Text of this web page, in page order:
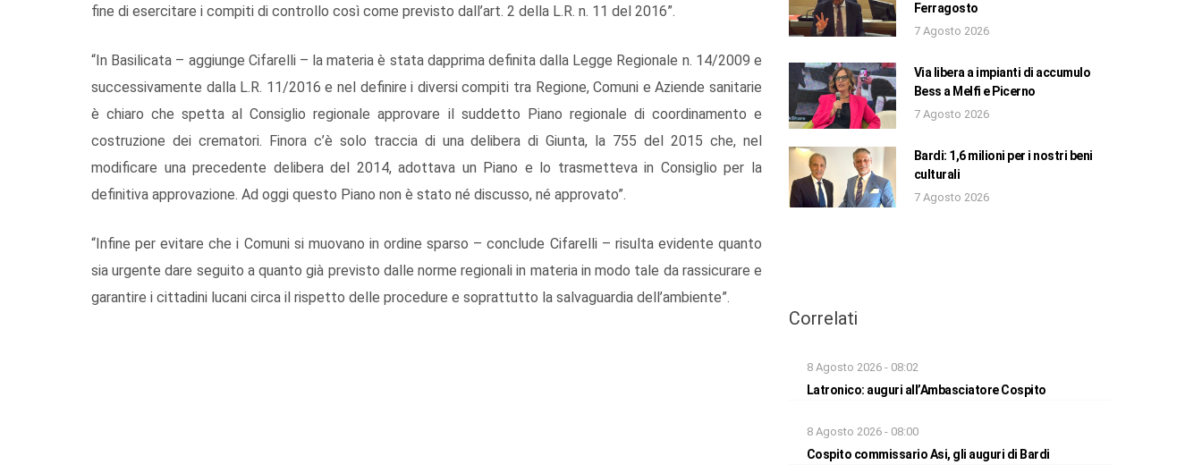
fine di esercitare i compiti di controllo così come previsto dall’art. 2 della L.R. n. 11 del 2016”.
“In Basilicata – aggiunge Cifarelli – la materia è stata dapprima definita dalla Legge Regionale n. 14/2009 e
successivamente dalla L.R. 11/2016 e nel definire i diversi compiti tra Regione, Comuni e Aziende sanitarie
è chiaro che spetta al Consiglio regionale approvare il suddetto Piano regionale di coordinamento e
costruzione dei crematori. Finora c’è solo traccia di una delibera di Giunta, la 755 del 2015 che, nel
modificare una precedente delibera del 2014, adottava un Piano e lo trasmetteva in Consiglio per la
definitiva approvazione. Ad oggi questo Piano non è stato né discusso, né approvato”.
“Infine per evitare che i Comuni si muovano in ordine sparso – conclude Cifarelli – risulta evidente quanto
sia urgente dare seguito a quanto già previsto dalle norme regionali in materia in modo tale da rassicurare e
garantire i cittadini lucani circa il rispetto delle procedure e soprattutto la salvaguardia dell’ambiente”.
Ferragosto
7 Agosto 2026
Via libera a impianti di accumulo
Bess a Melfi e Picerno
7 Agosto 2026
Bardi: 1,6 milioni per i nostri beni
culturali
7 Agosto 2026
Correlati
8 Agosto 2026 - 08:02
Latronico: auguri all’Ambasciatore Cospito
8 Agosto 2026 - 08:00
Cospito commissario Asi, gli auguri di Bardi